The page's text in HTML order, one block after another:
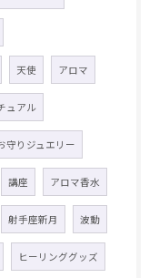
天使 アロマ
ュアル
守りジュエリー
講座 アロマ香水
射手座新月 波動
ヒーリンググッズ